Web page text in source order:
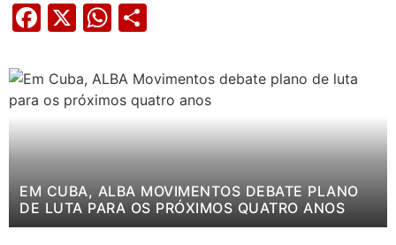
Facebook
X WhatsApp
EM CUBA, ALBA MOVIMENTOS DEBATE PLANO
DE LUTA PARA OS PRÓXIMOS QUATRO ANOS